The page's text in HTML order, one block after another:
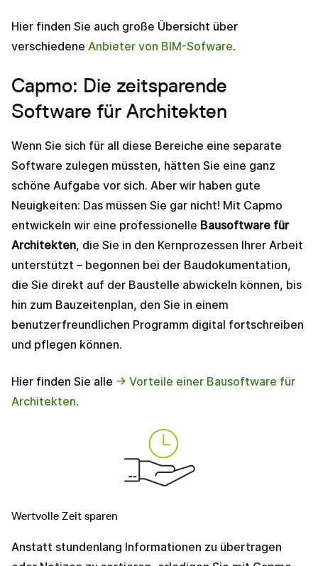
Hier finden Sie auch große Übersicht über
verschiedene Anbieter von BIM-Sofware.
Capmo: Die zeitsparende
Software für Architekten
Wenn Sie sich für all diese Bereiche eine separate
Software zulegen müssten, hätten Sie eine ganz
schöne Aufgabe vor sich. Aber wir haben gute
Neuigkeiten: Das müssen Sie gar nicht! Mit Capmo
entwickeln wir eine professionelle Bausoftware für
Architekten, die Sie in den Kernprozessen Ihrer Arbeit
unterstützt – begonnen bei der Baudokumentation,
die Sie direkt auf der Baustelle abwickeln können, bis
hin zum Bauzeitenplan, den Sie in einem
benutzerfreundlichen Programm digital fortschreiben
und pflegen können.
Hier finden Sie alle -> Vorteile einer Bausoftware für
Architekten.
Wertvolle Zeit sparen
Anstatt stundenlang Informationen zu übertragen